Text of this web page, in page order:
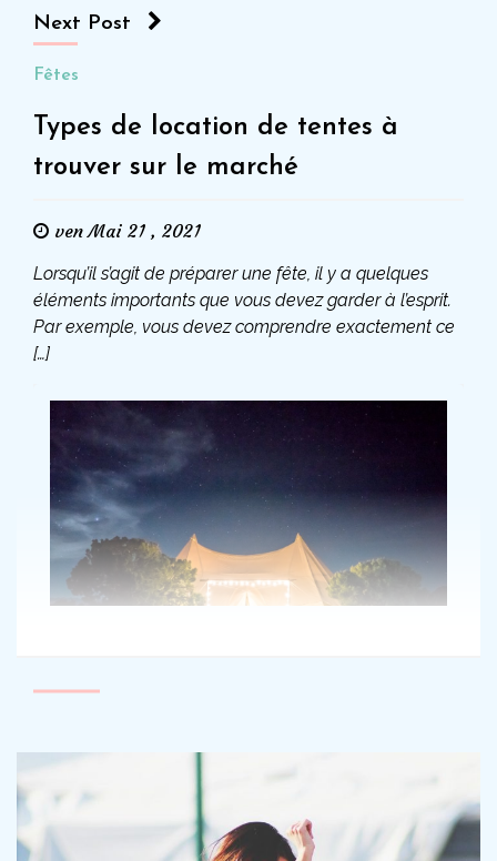
Next Post
Fêtes
Types de location de tentes à
trouver sur le marché
ven Mai 21 , 2021
Lorsqu’il s’agit de préparer une fête, il y a quelques
éléments importants que vous devez garder à l’esprit.
Par exemple, vous devez comprendre exactement ce
[…]